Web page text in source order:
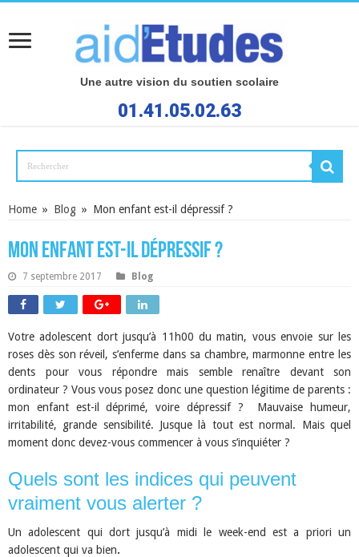
Une autre vision du soutien scolaire
01.41.05.02.63
Home » Blog » Mon enfant est-il dépressif ?
Mon enfant est-il dépressif ?
7 septembre 2017 Blog
Votre adolescent dort jusqu’à 11h00 du matin, vous envoie sur les
roses dès son réveil, s’enferme dans sa chambre, marmonne entre les
dents pour vous répondre mais semble renaître devant son
ordinateur ? Vous vous posez donc une question légitime de parents :
mon enfant est-il déprimé, voire dépressif ? Mauvaise humeur,
irritabilité, grande sensibilité. Jusque là tout est normal. Mais quel
moment donc devez-vous commencer à vous s’inquiéter ?
Quels sont les indices qui peuvent
vraiment vous alerter ?
Un adolescent qui dort jusqu’à midi le week-end est a priori un
adolescent qui va bien.